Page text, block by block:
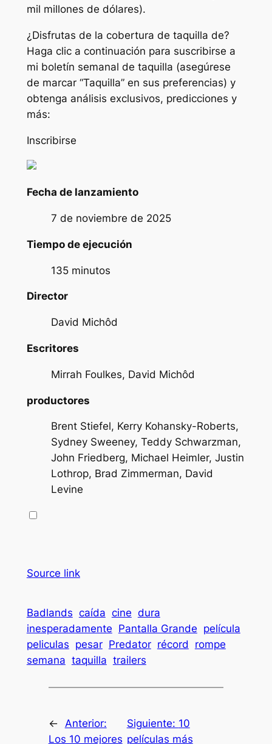
mil millones de dólares).
¿Disfrutas de la cobertura de taquilla de?
Haga clic a continuación para suscribirse a
mi boletín semanal de taquilla (asegúrese
de marcar “Taquilla” en sus preferencias) y
obtenga análisis exclusivos, predicciones y
más:
Inscribirse
Fecha de lanzamiento
7 de noviembre de 2025
Tiempo de ejecución
135 minutos
Director
David Michôd
Escritores
Mirrah Foulkes, David Michôd
productores
Brent Stiefel, Kerry Kohansky-Roberts,
Sydney Sweeney, Teddy Schwarzman,
John Friedberg, Michael Heimler, Justin
Lothrop, Brad Zimmerman, David
Levine
Source link
Badlands caída cine dura
inesperadamente Pantalla Grande película
peliculas pesar Predator récord
rompe
semana taquilla trailers
←
Anterior:
Los 10 mejores
Siguiente: 10
películas más